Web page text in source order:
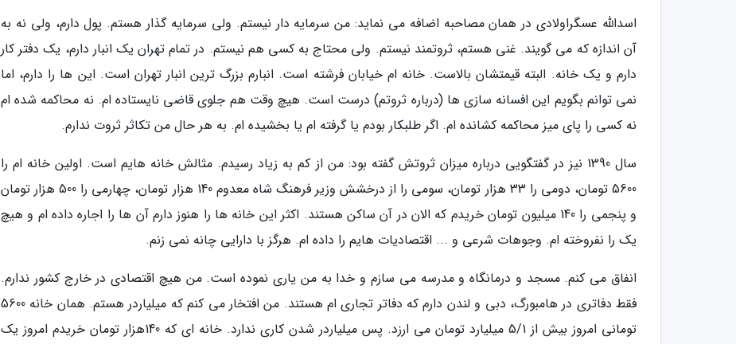
اسدالله عسگراولادی در همان مصاحبه اضافه می نماید: من سرمایه دار نیستم. ولی سرمایه گذار هستم. پول دارم، ولی نه به
آن اندازه که می گویند. غنی هستم، ثروتمند نیستم. ولی محتاج به کسی هم نیستم. در تمام تهران یک انبار دارم، یک دفتر کار
دارم و یک خانه. البته قیمتشان بالاست. خانه ام خیابان فرشته است. انبارم بزرگ ترین انبار تهران است. این ها را دارم، اما
نمی توانم بگویم این افسانه سازی ها (درباره ثروتم) درست است. هیچ وقت هم جلوی قاضی نایستاده ام. نه محاکمه شده ام
نه کسی را پای میز محاکمه کشانده ام. اگر طلبکار بودم یا گرفته ام یا بخشیده ام. به هر حال من تکاثر ثروت ندارم.
سال 1390 نیز در گفتگویی درباره میزان ثروتش گفته بود: من از کم به زیاد رسیدم. مثالش خانه هایم است. اولین خانه ام را
5600 تومان، دومی را 33 هزار تومان، سومی را از درخشش وزیر فرهنگ شاه معدوم 140 هزار تومان، چهارمی را 500 هزار تومان
و پنجمی را 140 میلیون تومان خریدم که الان در آن ساکن هستند. اکثر این خانه ها را هنوز دارم آن ها را اجاره داده ام و هیچ
یک را نفروخته ام. وجوهات شرعی و ... اقتصادیات هایم را داده ام. هرگز با دارایی چانه نمی زنم.
انفاق می کنم. مسجد و درمانگاه و مدرسه می سازم و خدا به من یاری نموده است. من هیچ اقتصادی در خارج کشور ندارم.
فقط دفاتری در هامبورگ، دبی و لندن دارم که دفاتر تجاری ام هستند. من افتخار می کنم که میلیاردر هستم. همان خانه 5600
تومانی امروز بیش از 5/1 میلیارد تومان می ارزد. پس میلیاردر شدن کاری ندارد. خانه ای که 140هزار تومان خریدم امروز یک